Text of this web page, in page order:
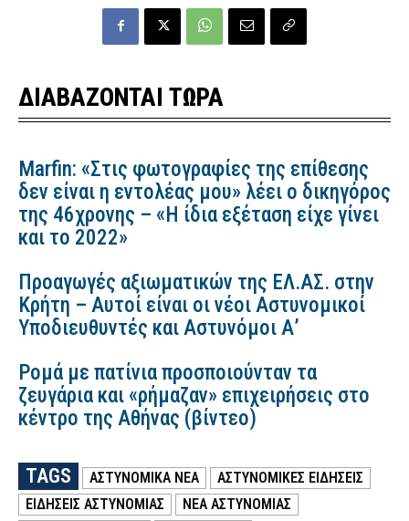
ΔΙΑΒΑΖΟΝΤΑΙ ΤΩΡΑ
Marfin: «Στις φωτογραφίες της επίθεσης
δεν είναι η εντολέας μου» λέει ο δικηγόρος
της 46χρονης – «Η ίδια εξέταση είχε γίνει
και το 2022»
Προαγωγές αξιωματικών της ΕΛ.ΑΣ. στην
Κρήτη – Αυτοί είναι οι νέοι Αστυνομικοί
Υποδιευθυντές και Αστυνόμοι Α’
Ρομά με πατίνια προσποιούνταν τα
ζευγάρια και «ρήμαζαν» επιχειρήσεις στο
κέντρο της Αθήνας (βίντεο)
TAGS ΑΣΤΥΝΟΜΙΚΑ ΝΕΑ
ΑΣΤΥΝΟΜΙΚΕΣ ΕΙΔΗΣΕΙΣ
ΕΙΔΗΣΕΙΣ ΑΣΤΥΝΟΜΙΑΣ
ΝΕΑ ΑΣΤΥΝΟΜΙΑΣ